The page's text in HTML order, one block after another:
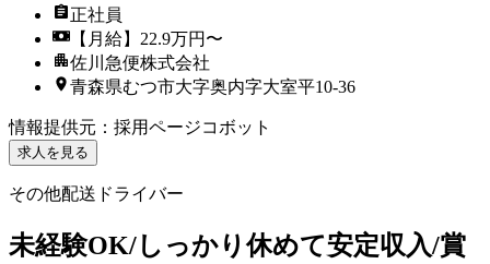
正社員
【月給】22.9万円〜
佐川急便株式会社
青森県むつ市大字奥内字大室平10-36
情報提供元 ： 採用ページコボット
求人を見る
その他配送ドライバー
未経験OK/しっかり休めて安定収入/賞